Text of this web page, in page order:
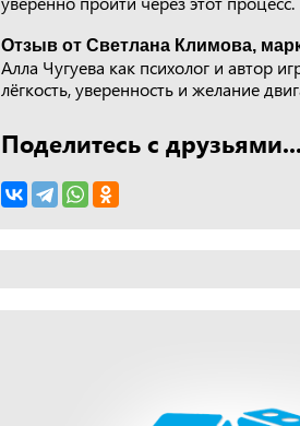
Отзыв от Светлана Климова,
Алла Чугуева как психолог и автор
лёгкость, уверенность и желание
Поделитесь с друзьями...